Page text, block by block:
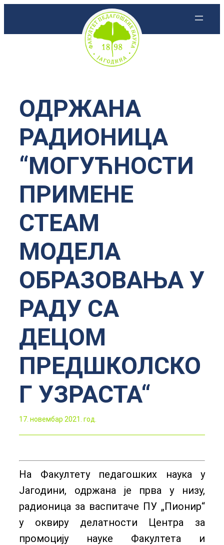
ОДРЖАНА
РАДИОНИЦА
“МОГУЋНОСТИ
ПРИМЕНЕ
СТЕАМ
МОДЕЛА
ОБРАЗОВАЊА У
РАДУ СА
ДЕЦОМ
ПРЕДШКОЛСКО
Г УЗРАСТА“
17. новембар 2021. год.
На Факултету педагошких наука у
Јагодини, одржана је прва у низу,
радионица за васпитаче ПУ „Пионир“
у оквиру делатности Центра за
промоцију науке Факултета и